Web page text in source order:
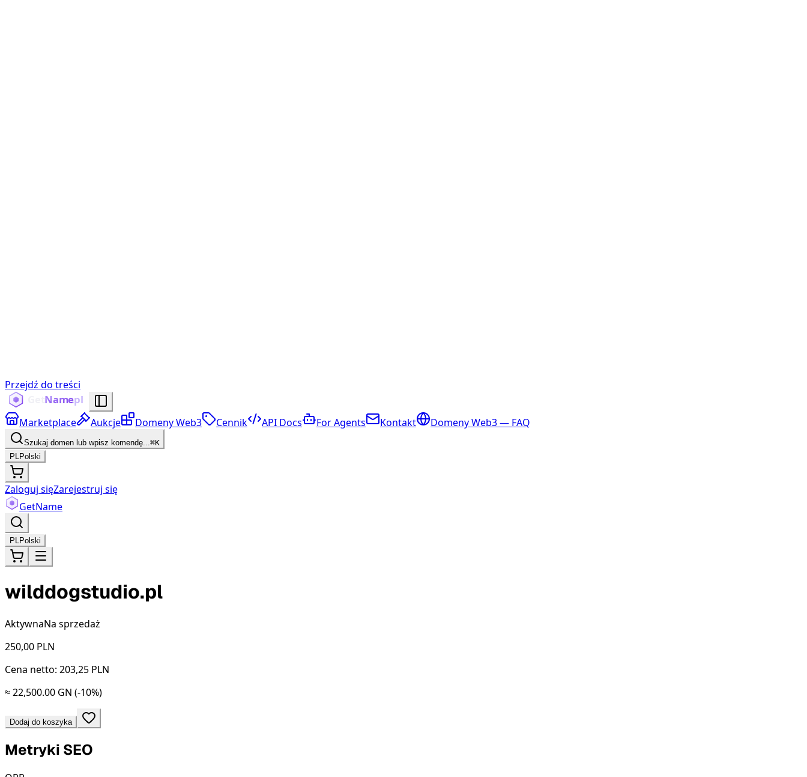
Przejdź do treści
Marketplace Aukcje Domeny Web3 Cennik API Docs For Agents Kontakt Domeny Web3 — FAQ
Szukaj domen lub wpisz komendę...⌘K
PLPolski
Zaloguj sięZarejestruj się
GetName
PLPolski
wilddogstudio.pl
AktywnaNa sprzedaż
250,00 PLN
Cena netto: 203,25 PLN
≈ 22,500.00 GN (-10%)
Dodaj do koszyka
Metryki SEO